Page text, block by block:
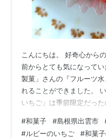
こんにちは。 好奇心から
前からとても気になって
製菓」さんの『フルーツ
れることができました。
いちご』は季節限定だっ
出雲市【𠮷岡製菓】『フ
#和菓子 #島根県出雲市
#ルビーのいちご #和菓